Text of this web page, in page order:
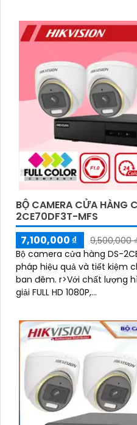
BỘ CAMERA CỬA HÀNG
2CE70DF3T-MFS
7,100,000 ₫
9,500,000
Bộ camera cửa hàng DS-
pháp hiệu quả và tiết kiệm
ban đêm. r>Với chất lượng hình ảnh sắc nét và độ phân
giải FULL HD 1080P,...